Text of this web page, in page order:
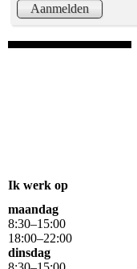
Aanmelden
Ik werk op
maandag
8:30–15:00
18:00–22:00
dinsdag